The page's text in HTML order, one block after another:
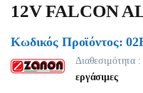
12V FALCON
Κωδικός Προϊόντος:
Διαθεσιμότητα :
εργάσιμες